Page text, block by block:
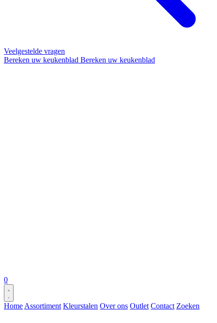
Veelgestelde vragen
Bereken uw keukenblad Bereken uw keukenblad
0
Home Assortiment Kleurstalen Over ons Outlet Contact Zoeken